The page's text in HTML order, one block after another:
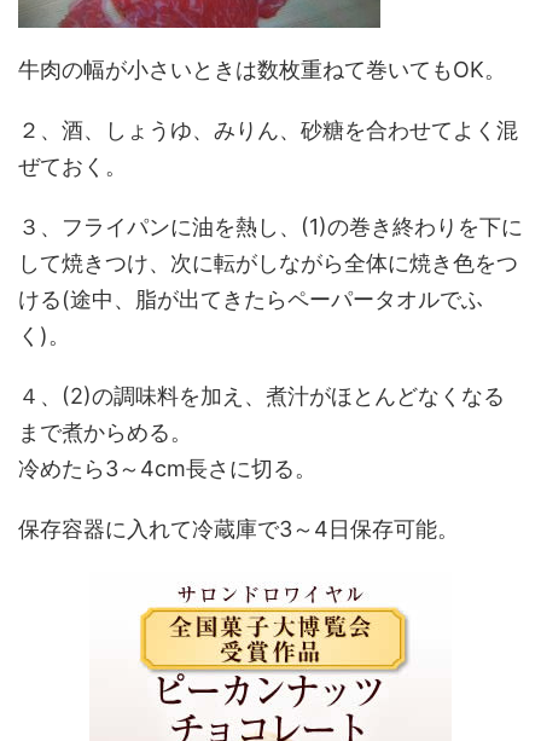
牛肉の幅が小さいときは数枚重ねて巻いてもOK。
２、酒、しょうゆ、みりん、砂糖を合わせてよく混
ぜておく。
３、フライパンに油を熱し、(1)の巻き終わりを下に
して焼きつけ、次に転がしながら全体に焼き色をつ
ける(途中、脂が出てきたらペーパータオルでふ
く)。
４、(2)の調味料を加え、煮汁がほとんどなくなる
まで煮からめる。
冷めたら3～4cm長さに切る。
保存容器に入れて冷蔵庫で3～4日保存可能。